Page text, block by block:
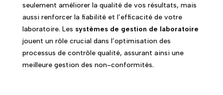
seulement améliorer la qualité de vos résultats, mais
aussi renforcer la fiabilité et l’efficacité de votre
laboratoire. Les systèmes de gestion de laboratoire
jouent un rôle crucial dans l’optimisation des
processus de contrôle qualité, assurant ainsi une
meilleure gestion des non-conformités.